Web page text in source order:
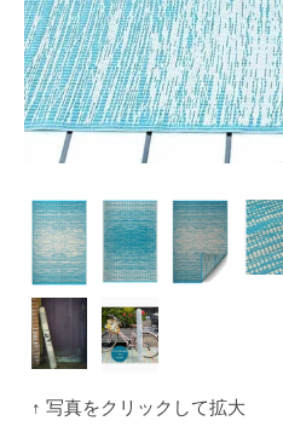
↑ 写真をクリックして拡大